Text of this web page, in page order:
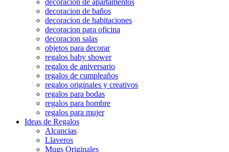
decoracion de apartamentos
decoracion de baños
decoracion de habitaciones
decoracion para oficina
decoracion salas
objetos para decorar
regalos baby shower
regalos de aniversario
regalos de cumpleaños
regalos originales y creativos
regalos para bodas
regalos para hombre
regalos para mujer
Ideas de Regalos
Alcancias
Llaveros
Mugs Originales